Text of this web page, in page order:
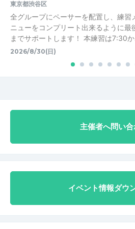
東京都渋谷区
全グループにペーサーを配置し、練習
ニューをコンプリート出来るように最
までサポートします！ 本練習は7:30
2026/8/30(日)
主催者へ問い
イベント情報ダウ